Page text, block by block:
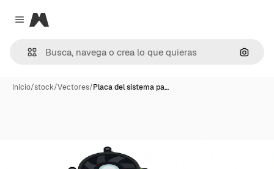
Close menu
Magnific
Inicio/stock/Vectores/Placa del sistema pa…